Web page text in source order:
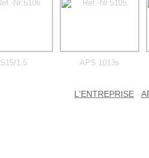
S15/1,5 APS 1013s
L'ENTREPRISE